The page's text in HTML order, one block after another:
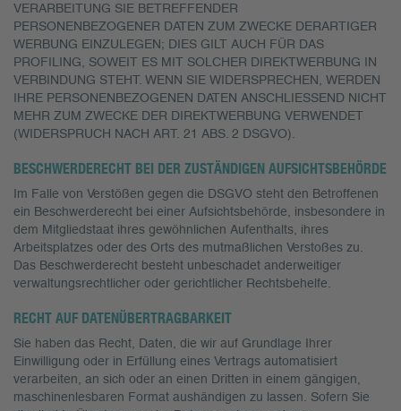
VERARBEITUNG SIE BETREFFENDER
PERSONENBEZOGENER DATEN ZUM ZWECKE DERARTIGER
WERBUNG EINZULEGEN; DIES GILT AUCH FÜR DAS
PROFILING, SOWEIT ES MIT SOLCHER DIREKTWERBUNG IN
VERBINDUNG STEHT. WENN SIE WIDERSPRECHEN, WERDEN
IHRE PERSONENBEZOGENEN DATEN ANSCHLIESSEND NICHT
MEHR ZUM ZWECKE DER DIREKTWERBUNG VERWENDET
(WIDERSPRUCH NACH ART. 21 ABS. 2 DSGVO).
BESCHWERDE­RECHT BEI DER ZUSTÄNDIGEN AUFSICHTS­BEHÖRDE
Im Falle von Verstößen gegen die DSGVO steht den Betroffenen
ein Beschwerderecht bei einer Aufsichtsbehörde, insbesondere in
dem Mitgliedstaat ihres gewöhnlichen Aufenthalts, ihres
Arbeitsplatzes oder des Orts des mutmaßlichen Verstoßes zu.
Das Beschwerderecht besteht unbeschadet anderweitiger
verwaltungsrechtlicher oder gerichtlicher Rechtsbehelfe.
RECHT AUF DATEN­ÜBERTRAG­BARKEIT
Sie haben das Recht, Daten, die wir auf Grundlage Ihrer
Einwilligung oder in Erfüllung eines Vertrags automatisiert
verarbeiten, an sich oder an einen Dritten in einem gängigen,
maschinenlesbaren Format aushändigen zu lassen. Sofern Sie